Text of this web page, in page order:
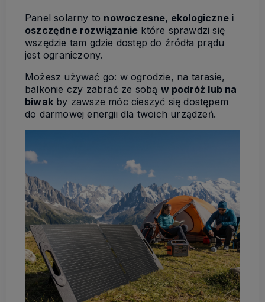
Panel solarny to nowoczesne, ekologiczne i
oszczędne rozwiązanie które sprawdzi się
wszędzie tam gdzie dostęp do źródła prądu
jest ograniczony.
Możesz używać go: w ogrodzie, na tarasie,
balkonie czy zabrać ze sobą w podróż lub na
biwak by zawsze móc cieszyć się dostępem
do darmowej energii dla twoich urządzeń.